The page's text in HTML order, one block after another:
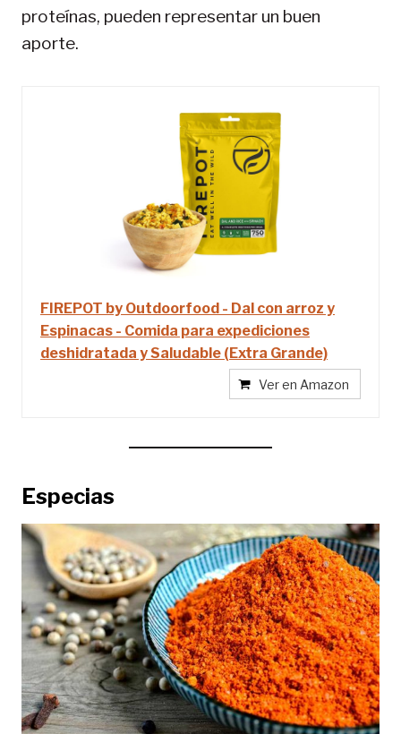
proteínas, pueden representar un buen
aporte.
FIREPOT by Outdoorfood - Dal con arroz y
Espinacas - Comida para expediciones
deshidratada y Saludable (Extra Grande)
Ver en Amazon
Especias